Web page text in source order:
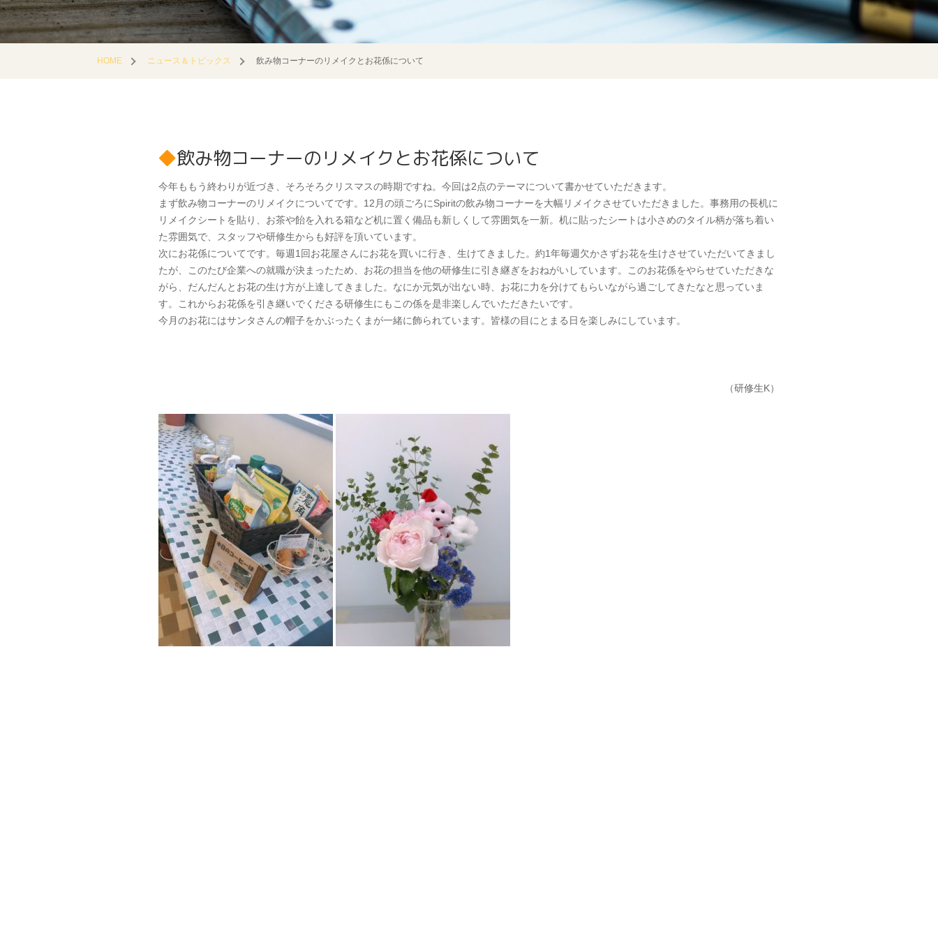
HOME ニュース＆トピックス 飲み物コーナーのリメイクとお花係について
飲み物コーナーのリメイクとお花係について
今年ももう終わりが近づき、そろそろクリスマスの時期ですね。今回は2点のテーマについて書かせていただきます。
まず飲み物コーナーのリメイクについてです。12月の頭ごろにSpiritの飲み物コーナーを大幅リメイクさせていただきました。事務用の長机に
リメイクシートを貼り、お茶や飴を入れる箱など机に置く備品も新しくして雰囲気を一新。机に貼ったシートは小さめのタイル柄が落ち着い
た雰囲気で、スタッフや研修生からも好評を頂いています。
次にお花係についてです。毎週1回お花屋さんにお花を買いに行き、生けてきました。約1年毎週欠かさずお花を生けさせていただいてきまし
たが、このたび企業への就職が決まったため、お花の担当を他の研修生に引き継ぎをおねがいしています。このお花係をやらせていただきな
がら、だんだんとお花の生け方が上達してきました。なにか元気が出ない時、お花に力を分けてもらいながら過ごしてきたなと思っていま
す。これからお花係を引き継いでくださる研修生にもこの係を是非楽しんでいただきたいです。
今月のお花にはサンタさんの帽子をかぶったくまが一緒に飾られています。皆様の目にとまる日を楽しみにしています。
（研修生K）